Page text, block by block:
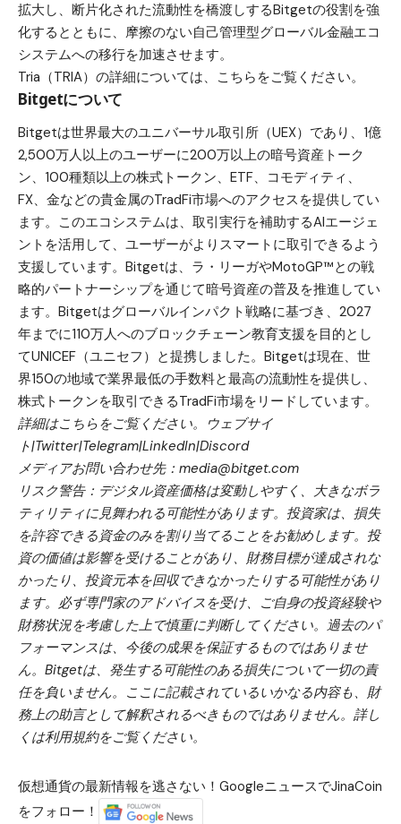
拡大し、断片化された流動性を橋渡しするBitgetの役割を強
化するとともに、摩擦のない自己管理型グローバル金融エコ
システムへの移行を加速させます。
Tria（TRIA）の詳細については、 こちらをご覧ください。
Bitgetについて
Bitgetは世界最大のユニバーサル取引所（UEX） であり、1億
2,500万人以上のユーザーに200万以上の暗号資産トーク
ン、100種類以上の株式トークン、ETF、コモディティ、
FX、金などの貴金属のTradFi市場へのアクセスを提供してい
ます。このエコシステムは、取引実行を補助するAIエージェ
ントを活用して、ユーザーがよりスマートに取引できるよう
支援しています。Bitgetは、 ラ・リーガやMotoGP™との戦
略的パートナーシップを通じて暗号資産の普及を推進してい
ます。Bitgetはグローバルインパクト戦略に基づき、2027
年までに110万人へのブロックチェーン教育支援を目的とし
てUNICEF（ユニセフ） と提携しました。Bitgetは現在、世
界150の地域で業界最低の手数料と最高の流動性を提供し、
株式トークンを取引できるTradFi市場をリードしています。
詳細はこちらをご覧ください。
ウェブサイ
ト|Twitter|Telegram|LinkedIn|Discord
メディアお問い合わせ先：media@bitget.com
リスク警告：デジタル資産価格は変動しやすく、大きなボラ
ティリティに見舞われる可能性があります。投資家は、損失
を許容できる資金のみを割り当てることをお勧めします。投
資の価値は影響を受けることがあり、財務目標が達成されな
かったり、投資元本を回収できなかったりする可能性があり
ます。必ず専門家のアドバイスを受け、ご自身の投資経験や
財務状況を考慮した上で慎重に判断してください。過去のパ
フォーマンスは、今後の成果を保証するものではありませ
ん。Bitgetは、発生する可能性のある損失について一切の責
任を負いません。ここに記載されているいかなる内容も、財
務上の助言として解釈されるべきものではありません。詳し
くは利用規約をご覧ください。
仮想通貨の最新情報を逃さない！GoogleニュースでJinaCoin
をフォロー！